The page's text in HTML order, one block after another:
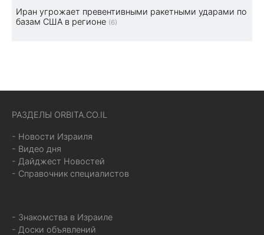
Иран угрожает превентивными ракетными ударами по
базам США в регионе (6)
РАЗДЕЛЫ ORBITA.CO.IL
- Новости Израиля
- Видео дня
- Дайджест Новостей
- Справочник специалистов
- Знакомства в Израиле
- Доски объявлений